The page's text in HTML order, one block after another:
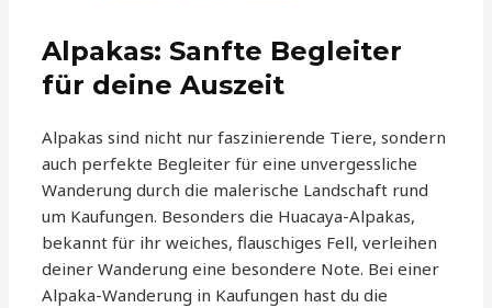
Alpakas: Sanfte Begleiter
für deine Auszeit
Alpakas sind nicht nur faszinierende Tiere, sondern
auch perfekte Begleiter für eine unvergessliche
Wanderung durch die malerische Landschaft rund
um Kaufungen. Besonders die Huacaya-Alpakas,
bekannt für ihr weiches, flauschiges Fell, verleihen
deiner Wanderung eine besondere Note. Bei einer
Alpaka-Wanderung in Kaufungen hast du die